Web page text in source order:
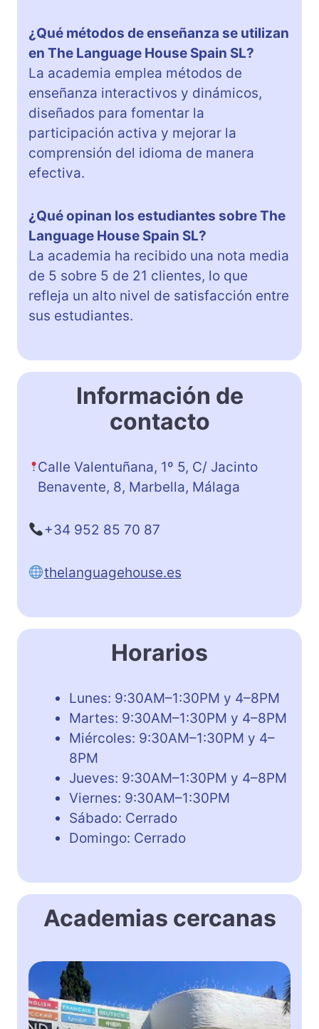
¿Qué métodos de enseñanza se utilizan
en The Language House Spain SL?
La academia emplea métodos de
enseñanza interactivos y dinámicos,
diseñados para fomentar la
participación activa y mejorar la
comprensión del idioma de manera
efectiva.
¿Qué opinan los estudiantes sobre The
Language House Spain SL?
La academia ha recibido una nota media
de 5 sobre 5 de 21 clientes, lo que
refleja un alto nivel de satisfacción entre
sus estudiantes.
Información de
contacto
Calle Valentuñana, 1º 5, C/ Jacinto
Benavente, 8, Marbella, Málaga
+34 952 85 70 87
thelanguagehouse.es
Horarios
Lunes: 9:30AM–1:30PM y 4–8PM
Martes: 9:30AM–1:30PM y 4–8PM
Miércoles: 9:30AM–1:30PM y 4–
8PM
Jueves: 9:30AM–1:30PM y 4–8PM
Viernes: 9:30AM–1:30PM
Sábado: Cerrado
Domingo: Cerrado
Academias cercanas
T
h
e
2